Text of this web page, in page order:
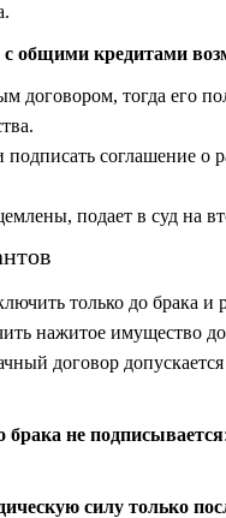
с общими кредитами
договором, тогда его
соглашение о
подает в суд на
только до брака и
нажитое имущество
договор
брака не подписывается
силу только